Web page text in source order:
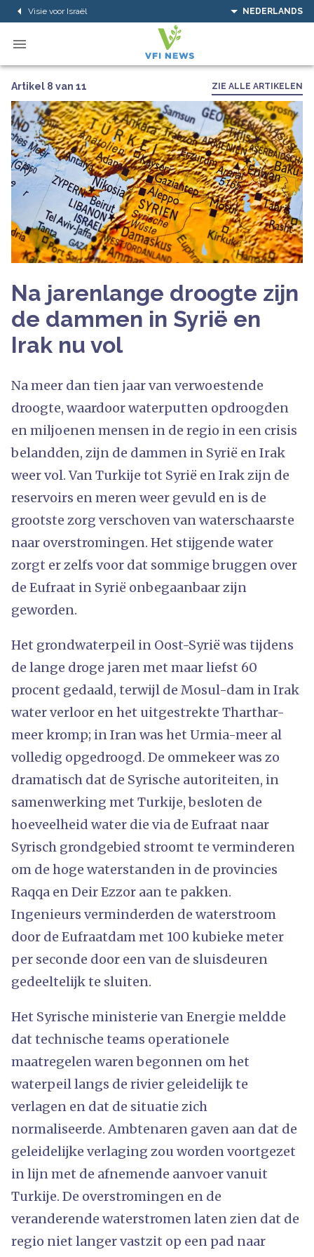
Visie voor Israël NEDERLANDS
Artikel 8 van 11 ZIE ALLE ARTIKELEN
Na jarenlange droogte zijn
de dammen in Syrië en
Irak nu vol
Na meer dan tien jaar van verwoestende
droogte, waardoor waterputten opdroogden
en miljoenen mensen in de regio in een crisis
belandden, zijn de dammen in Syrië en Irak
weer vol. Van Turkije tot Syrië en Irak zijn de
reservoirs en meren weer gevuld en is de
grootste zorg verschoven van waterschaarste
naar overstromingen. Het stijgende water
zorgt er zelfs voor dat sommige bruggen over
de Eufraat in Syrië onbegaanbaar zijn
geworden.
Het grondwaterpeil in Oost-Syrië was tijdens
de lange droge jaren met maar liefst 60
procent gedaald, terwijl de Mosul-dam in Irak
water verloor en het uitgestrekte Tharthar-
meer kromp; in Iran was het Urmia-meer al
volledig opgedroogd. De ommekeer was zo
dramatisch dat de Syrische autoriteiten, in
samenwerking met Turkije, besloten de
hoeveelheid water die via de Eufraat naar
Syrisch grondgebied stroomt te verminderen
om de hoge waterstanden in de provincies
Raqqa en Deir Ezzor aan te pakken.
Ingenieurs verminderden de waterstroom
door de Eufraatdam met 100 kubieke meter
per seconde door een van de sluisdeuren
gedeeltelijk te sluiten.
Het Syrische ministerie van Energie meldde
dat technische teams operationele
maatregelen waren begonnen om het
waterpeil langs de rivier geleidelijk te
verlagen en dat de situatie zich
normaliseerde. Ambtenaren gaven aan dat de
geleidelijke verlaging zou worden voortgezet
in lijn met de afnemende aanvoer vanuit
Turkije. De overstromingen en de
veranderende waterstromen laten zien dat de
regio niet langer vastzit op een pad naar